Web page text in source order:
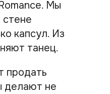
Мы
капсул. Из
танец.
продать
делают не